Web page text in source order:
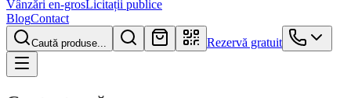
Vânzări en-grosLicitații publice
BlogContact
Caută produse... Rezervă gratuit